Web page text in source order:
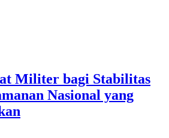
Militer bagi Stabilitas
Nasional yang